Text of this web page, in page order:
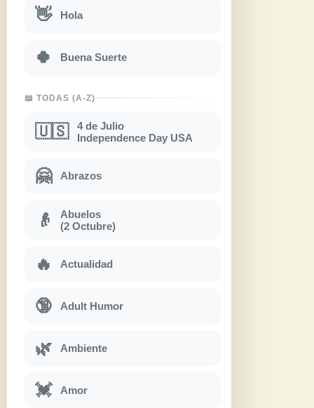
👋 Hola
🍀 Buena Suerte
📖 TODAS (A-Z)
🇺🇸
4 de Julio
Independence Day USA
🤗 Abrazos
👴
Abuelos
(2 Octubre)
🔥 Actualidad
🔞 Adult Humor
🌿 Ambiente
💓 Amor